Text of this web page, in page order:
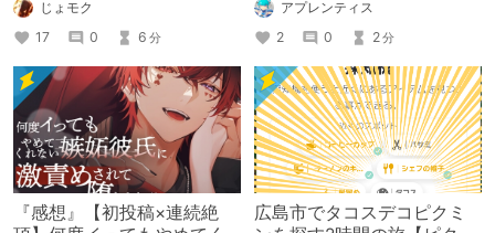
じょモク
17
0 6 分
アプレンティス
2
0 2分
『感想』【初投稿×連続絶
広島市でタコスデコピクミ